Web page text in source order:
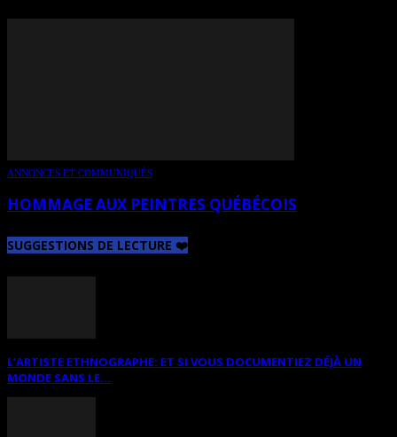
ANNONCES ET COMMUNIQUÉS
HOMMAGE AUX PEINTRES QUÉBÉCOIS
SUGGESTIONS DE LECTURE ❤️
L’ARTISTE ETHNOGRAPHE: ET SI VOUS DOCUMENTIEZ DÉJÀ UN
MONDE SANS LE...